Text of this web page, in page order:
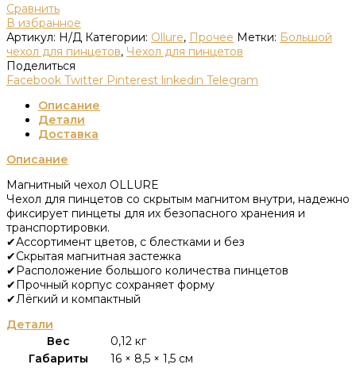
Сравнить
В избранное
Артикул: Н/Д Категории: Ollure, Прочее Метки: Большой
чехол для пинцетов, Чехол для пинцетов
Поделиться
Facebook Twitter Pinterest linkedin Telegram
Описание
Детали
Доставка
Описание
Магнитный чехол OLLURE
Чехол для пинцетов со скрытым магнитом внутри, надежно
фиксирует пинцеты для их безопасного хранения и
транспортировки.
✔Ассортимент цветов, с блестками и без
✔Скрытая магнитная застежка
✔Расположение большого количества пинцетов
✔Прочный корпус сохраняет форму
✔Лёгкий и компактный
Детали
Вес
0,12 кг
Габариты
16 × 8,5 × 1,5 см